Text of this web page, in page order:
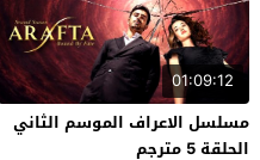
01:09:12
مسلسل الاعراف الموسم الثاني
الحلقة 5 مترجم